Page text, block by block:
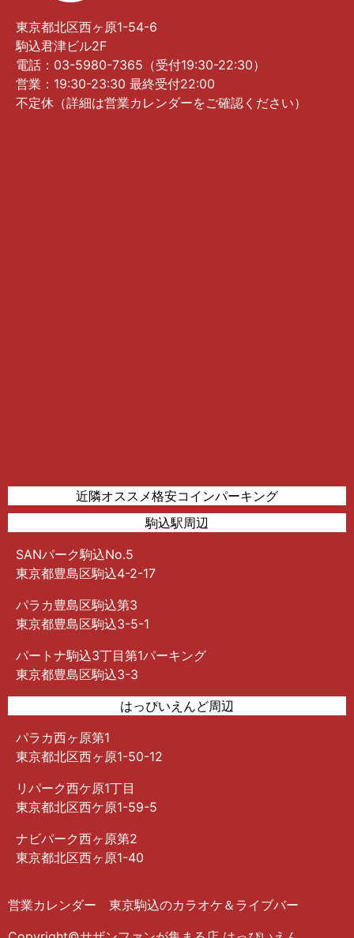
東京都北区西ヶ原1-54-6
駒込君津ビル2F
電話：03-5980-7365（受付19:30-22:30）
営業：19:30-23:30 最終受付22:00
不定休（詳細は営業カレンダーをご確認ください）
近隣オススメ格安コインパーキング
駒込駅周辺
SANパーク駒込No.5
東京都豊島区駒込4-2-17
パラカ豊島区駒込第3
東京都豊島区駒込3-5-1
パートナ駒込3丁目第1パーキング
東京都豊島区駒込3-3
はっぴいえんど周辺
パラカ西ヶ原第1
東京都北区西ヶ原1-50-12
リパーク西ケ原1丁目
東京都北区西ケ原1-59-5
ナビパーク西ヶ原第2
東京都北区西ヶ原1-40
営業カレンダー 東京駒込のカラオケ＆ライブバー